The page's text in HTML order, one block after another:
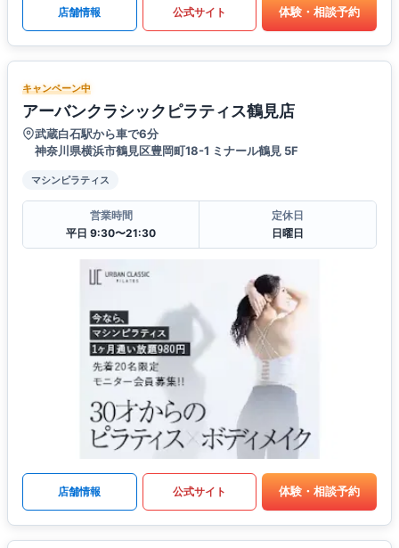
店舗情報 公式サイト 体験・相談予約
キャンペーン中
アーバンクラシックピラティス鶴見店
武蔵白石駅から車で6分
神奈川県横浜市鶴見区豊岡町18-1 ミナール鶴見 5F
マシンピラティス
営業時間
平日 9:30〜21:30
定休日
日曜日
店舗情報 公式サイト 体験・相談予約